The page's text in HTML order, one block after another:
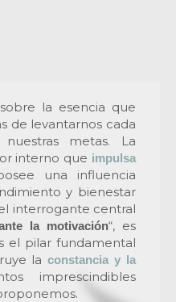
la esencia que
de levantarnos cada
metas. La
interno que impulsa
una influencia
y bienestar
interrogante central
la motivación“, es
el pilar fundamental
la constancia y la
imprescindibles